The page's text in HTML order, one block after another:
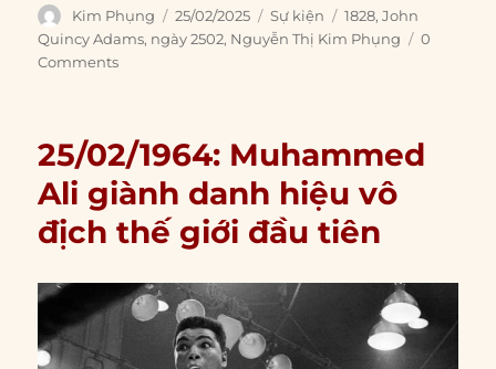
Author
Kim Phụng
Posted
on
25/02/2025 Categories
Sự kiện Tags
1828,John
Quincy Adams, ngày 2502, Nguyễn Thị Kim Phụng
0
Comments
25/02/1964: Muhammed
Ali giành danh hiệu vô
địch thế giới đầu tiên